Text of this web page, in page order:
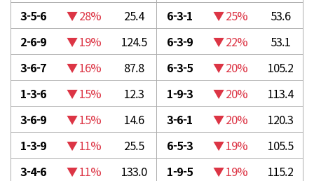
3-5-6
▼ 28% 25.4 6-3-1 ▼ 25%
53.6
2-6-9
▼ 19% 124.5 6-3-9 ▼ 22%
53.1
3-6-7
▼ 16% 87.8 6-3-5 ▼ 20%
105.2
1-3-6
▼ 15% 12.3 1-9-3 ▼ 20%
113.4
3-6-9
▼ 15% 14.6 3-6-1 ▼ 20%
120.3
1-3-9
▼ 11% 25.5 6-5-3 ▼ 19%
105.5
3-4-6
▼ 11% 133.0 1-9-5 ▼ 19%
115.2